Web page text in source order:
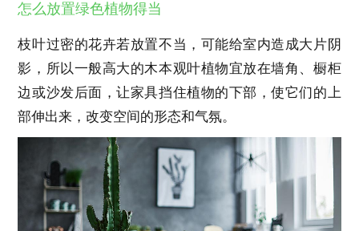
怎么放置绿色植物得当
枝叶过密的花卉若放置不当，可能给室内造成大片阴
影，所以一般高大的木本观叶植物宜放在墙角、橱柜
边或沙发后面，让家具挡住植物的下部，使它们的上
部伸出来，改变空间的形态和气氛。